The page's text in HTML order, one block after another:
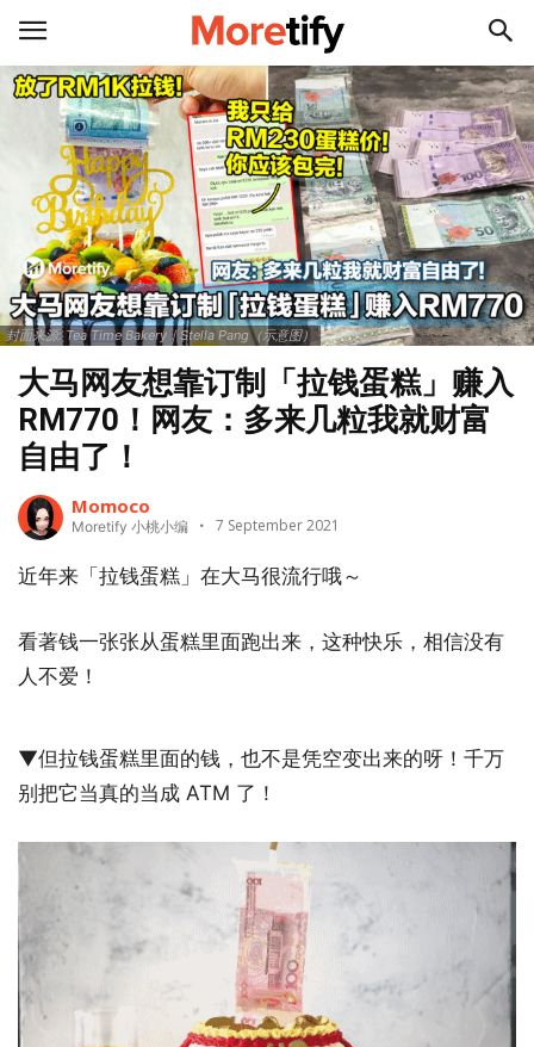
封面来源: Tea Time Bakery｜Stella Pang（示意图）
大马网友想靠订制「拉钱蛋糕」赚入
RM770！网友：多来几粒我就财富
自由了！
Momoco
Moretify 小桃小编 7 September 2021
近年来「拉钱蛋糕」在大马很流行哦～
看著钱一张张从蛋糕里面跑出来，这种快乐，相信没有
人不爱！
▼但拉钱蛋糕里面的钱，也不是凭空变出来的呀！千万
别把它当真的当成 ATM 了！